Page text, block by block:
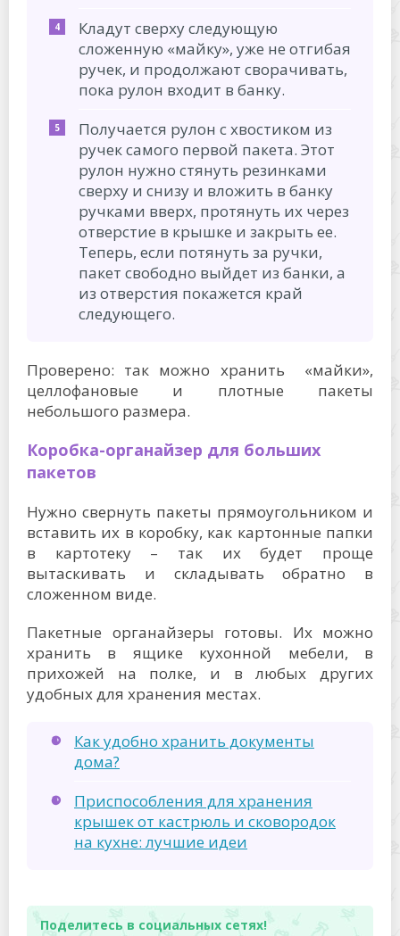
Кладут сверху следующую
сложенную «майку», уже не отгибая
ручек, и продолжают сворачивать,
пока рулон входит в банку.
Получается рулон с хвостиком из
ручек самого первой пакета. Этот
рулон нужно стянуть резинками
сверху и снизу и вложить в банку
ручками вверх, протянуть их через
отверстие в крышке и закрыть ее.
Теперь, если потянуть за ручки,
пакет свободно выйдет из банки, а
из отверстия покажется край
следующего.
Проверено: так можно хранить «майки»,
целлофановые и плотные пакеты
небольшого размера.
Коробка-органайзер для больших
пакетов
Нужно свернуть пакеты прямоугольником и
вставить их в коробку, как картонные папки
в картотеку – так их будет проще
вытаскивать и складывать обратно в
сложенном виде.
Пакетные органайзеры готовы. Их можно
хранить в ящике кухонной мебели, в
прихожей на полке, и в любых других
удобных для хранения местах.
Как удобно хранить документы
дома?
Приспособления для хранения
крышек от кастрюль и сковородок
на кухне: лучшие идеи
Поделитесь в социальных сетях!